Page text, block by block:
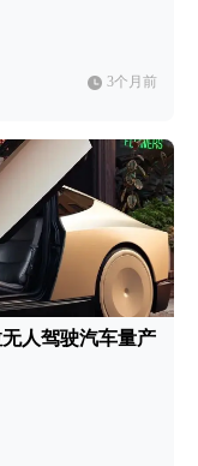
3个月前
人驾驶汽车量产